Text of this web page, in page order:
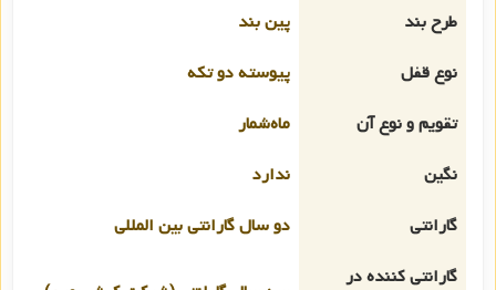
طرح بند
پین بند
نوع قفل
پیوسته دو تکه
تقویم و نوع آن
ماه‌شمار
نگین
ندارد
گارانتی
دو سال گارانتی بین المللی
گارانتی کننده در